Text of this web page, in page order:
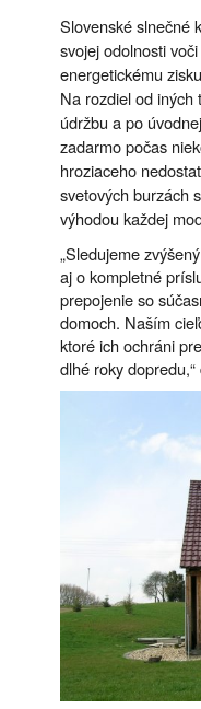
Slovenské slnečné
svojej odolnosti
energetickému
Na rozdiel od iných
údržbu a po
zadarmo počas
hroziaceho
svetových burzách
výhodou každej
„Sledujeme
aj o kompletné
prepojenie so
domoch. Naším
ktoré ich ochráni
dlhé roky